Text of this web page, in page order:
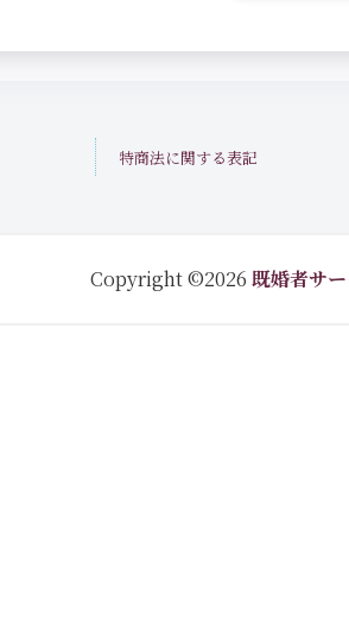
特商法に関する表記
Copyright ©2026 既婚者サ